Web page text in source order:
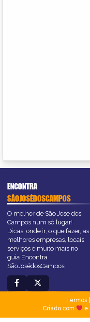
ENCONTRA
SÃOJOSÉDOSCAMPOS
O melhor de São José dos
Campos num só lugar!
Dicas, onde ir, o que fazer, as
melhores empresas, locais,
serviços e muito mais no
guia Encontra
SãoJosédosCampos.
Termos|
Criado com
e